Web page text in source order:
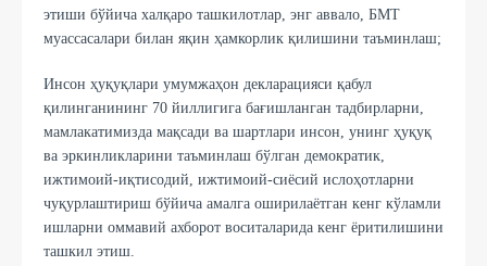
этиши бўйича халқаро ташкилотлар, энг аввало, БМТ
муассасалари билан яқин ҳамкорлик қилишини таъминлаш;
Инсон ҳуқуқлари умумжаҳон декларацияси қабул
қилинганининг 70 йиллигига бағишланган тадбирларни,
мамлакатимизда мақсади ва шартлари инсон, унинг ҳуқуқ
ва эркинликларини таъминлаш бўлган демократик,
ижтимоий-иқтисодий, ижтимоий-сиёсий ислоҳотларни
чуқурлаштириш бўйича амалга оширилаётган кенг кўламли
ишларни оммавий ахборот воситаларида кенг ёритилишини
ташкил этиш.